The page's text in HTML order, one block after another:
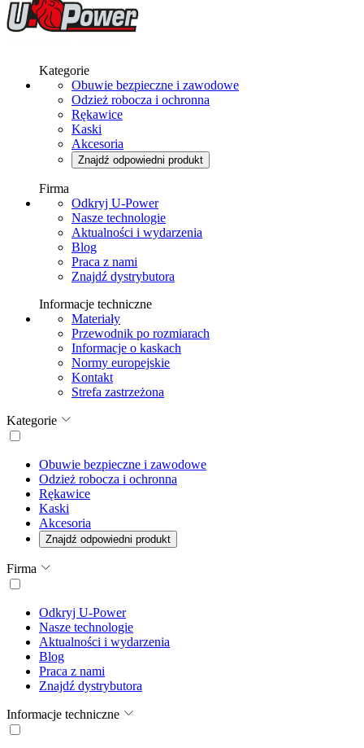
Kategorie
Obuwie bezpieczne i zawodowe
Odzież robocza i ochronna
Rękawice
Kaski
Akcesoria
Znajdź odpowiedni produkt
Firma
Odkryj U-Power
Nasze technologie
Aktualności i wydarzenia
Blog
Praca z nami
Znajdź dystrybutora
Informacje techniczne
Materiały
Przewodnik po rozmiarach
Informacje o kaskach
Normy europejskie
Kontakt
Strefa zastrzeżona
Kategorie
Obuwie bezpieczne i zawodowe
Odzież robocza i ochronna
Rękawice
Kaski
Akcesoria
Znajdź odpowiedni produkt
Firma
Odkryj U-Power
Nasze technologie
Aktualności i wydarzenia
Blog
Praca z nami
Znajdź dystrybutora
Informacje techniczne